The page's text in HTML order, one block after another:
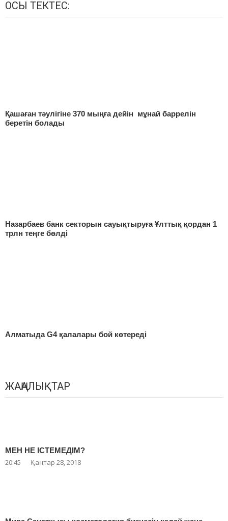
ОСЫ ТЕКТЕС:
Қашаған тәулігіне 370 мыңға дейін мұнай баррелін
беретін болады
Назарбаев банк секторын сауықтыруға Ұлттық қордан 1
трлн теңге бөлді
Алматыда G4 қалалары бой көтереді
ЖАҢАЛЫҚТАР
МЕН НЕ ІСТЕМЕДІМ?
20:45 Қаңтар 28, 2018